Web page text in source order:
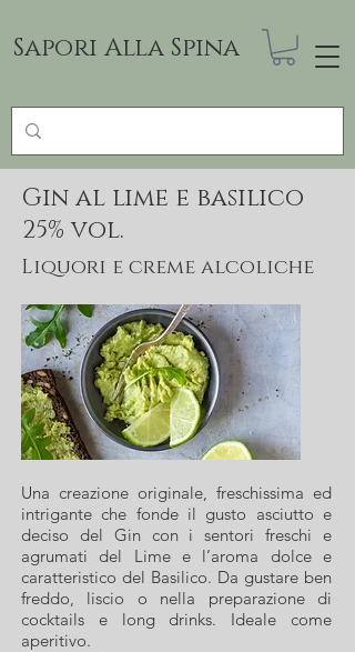
Sapori Alla Spina
Gin al lime e basilico
25% vol.
Liquori e creme alcoliche
Una creazione originale, freschissima ed
intrigante che fonde il gusto asciutto e
deciso del Gin con i sentori freschi e
agrumati del Lime e l’aroma dolce e
caratteristico del Basilico. Da gustare ben
freddo, liscio o nella preparazione di
cocktails e long drinks. Ideale come
aperitivo.